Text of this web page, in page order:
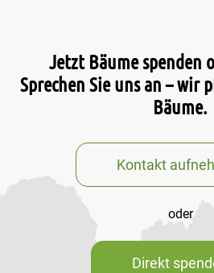
Jetzt Bäume spenden
Sprechen Sie uns an – wir
Bäume.
Kontakt
oder
Direkt